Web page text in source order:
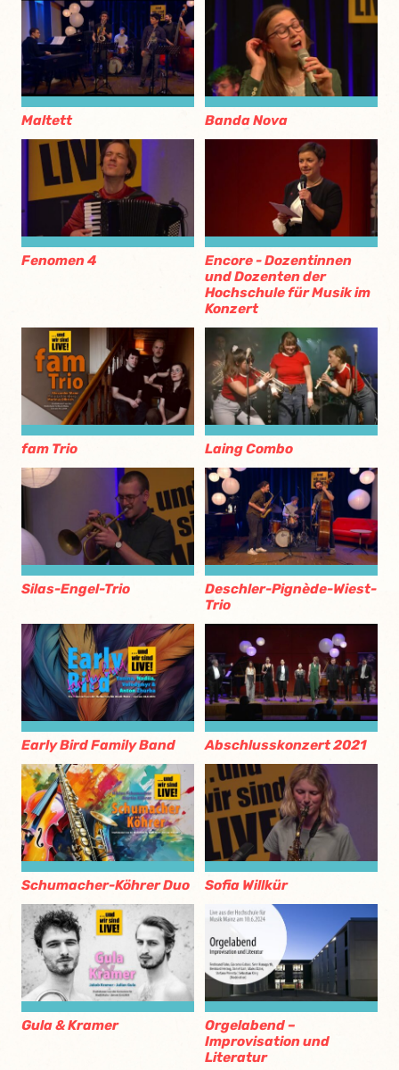
Maltett Banda Nova
Fenomen 4
Encore - Dozentinnen
und Dozenten der
Hochschule für Musik im
Konzert
fam Trio Laing Combo
Silas-Engel-Trio
Deschler-Pignède-Wiest-
Trio
Early Bird Family Band Abschlusskonzert 2021
Schumacher-Köhrer Duo Sofia Willkür
Gula & Kramer
Orgelabend –
Improvisation und
Literatur